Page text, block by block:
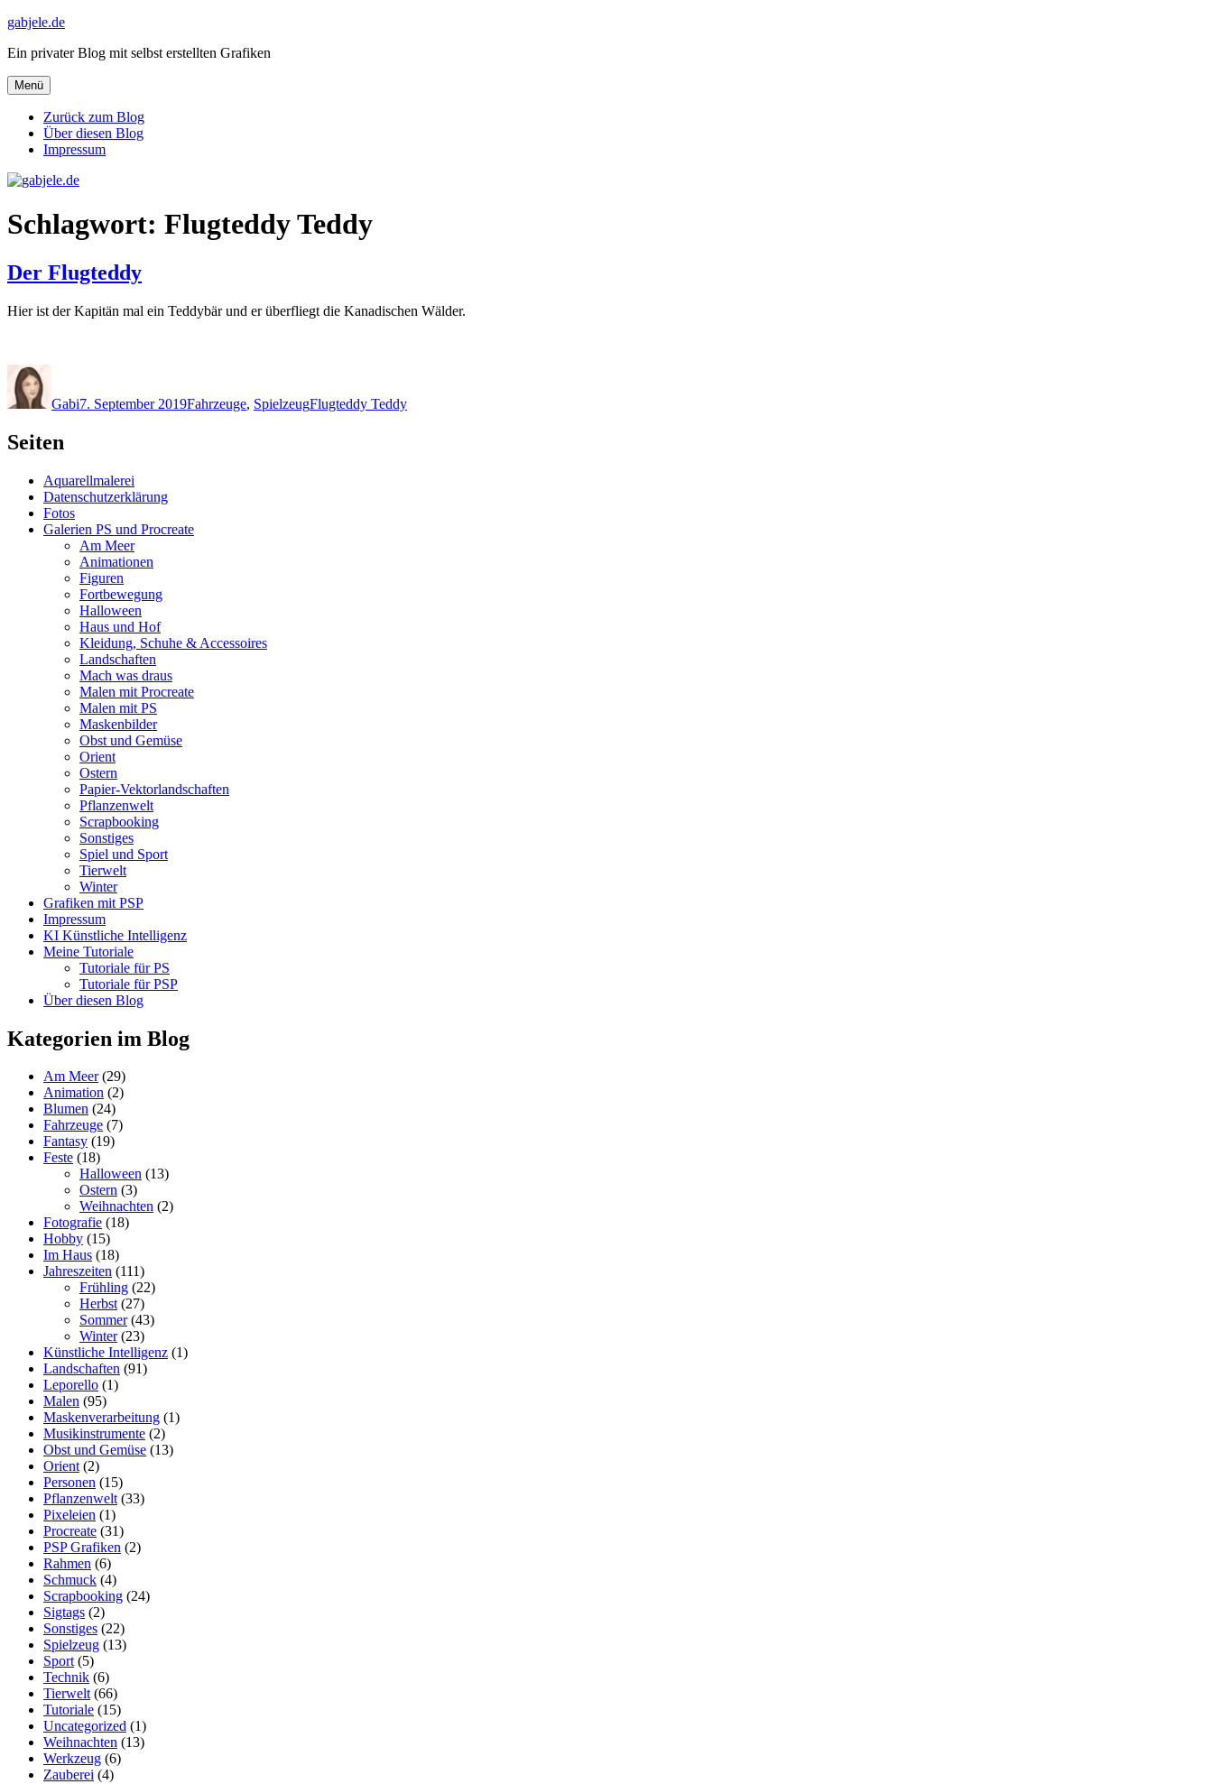
Zum
springen
gabjele.de
Ein privater Blog mit selbst erstellten Grafiken
Menü
Zurück zum Blog
Über diesen Blog
Impressum
Schlagwort: Flugteddy Teddy
Der Flugteddy
Hier ist der Kapitän mal ein Teddybär und er überfliegt die Kanadischen Wälder.
Gabi7. September 2019Fahrzeuge, SpielzeugFlugteddy Teddy
Seiten
Aquarellmalerei
Datenschutzerklärung
Fotos
Galerien PS und Procreate
Am Meer
Animationen
Figuren
Fortbewegung
Halloween
Haus und Hof
Kleidung, Schuhe & Accessoires
Landschaften
Mach was draus
Malen mit Procreate
Malen mit PS
Maskenbilder
Obst und Gemüse
Orient
Ostern
Papier-Vektorlandschaften
Pflanzenwelt
Scrapbooking
Sonstiges
Spiel und Sport
Tierwelt
Winter
Grafiken mit PSP
Impressum
KI Künstliche Intelligenz
Meine Tutoriale
Tutoriale für PS
Tutoriale für PSP
Über diesen Blog
Kategorien im Blog
Am Meer(29)
Animation (2)
Blumen (24)
Fahrzeuge (7)
Fantasy (19)
Feste (18)
Halloween (13)
Ostern (3)
Weihnachten (2)
Fotografie (18)
Hobby (15)
Im Haus (18)
Jahreszeiten (111)
Frühling (22)
Herbst(27)
Sommer(43)
Winter(23)
Künstliche Intelligenz (1)
Landschaften (91)
Leporello (1)
Malen (95)
Maskenverarbeitung (1)
Musikinstrumente (2)
Obst und Gemüse (13)
Orient(2)
Personen (15)
Pflanzenwelt(33)
Pixeleien (1)
Procreate (31)
PSP Grafiken (2)
Rahmen (6)
Schmuck (4)
Scrapbooking (24)
Sigtags (2)
Sonstiges (22)
Spielzeug (13)
Sport(5)
Technik (6)
Tierwelt(66)
Tutoriale (15)
Uncategorized (1)
Weihnachten (13)
Werkzeug (6)
Zauberei (4)